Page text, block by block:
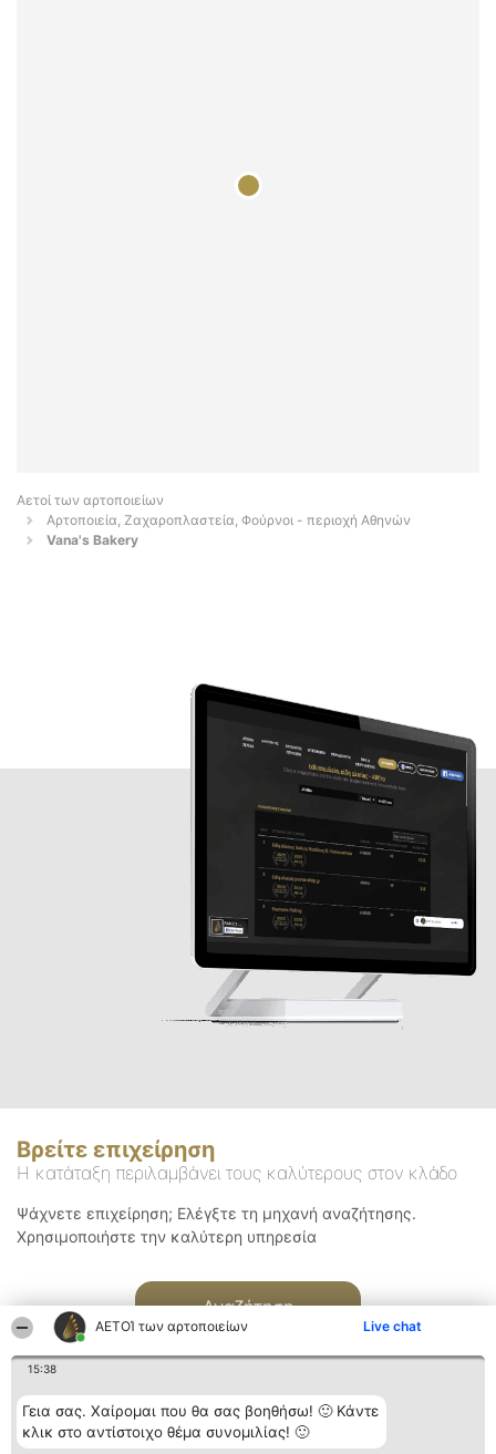
ΑΕΤΟΊ των αρτοποιείων Live chat
15:38
Γεια σας. Χαίρομαι που θα σας βοηθήσω! 🙂 Κάντε
κλικ στο αντίστοιχο θέμα συνομιλίας! 🙂
Αετοί των αρτοποιείων
Αρτοποιεία, Ζαχαροπλαστεία, Φούρνοι - περιοχή Αθηνών
Vana's Bakery
Βρείτε επιχείρηση
Η κατάταξη περιλαμβάνει τους καλύτερους στον κλάδο
Ψάχνετε επιχείρηση; Ελέγξτε τη μηχανή αναζήτησης.
Χρησιμοποιήστε την καλύτερη υπηρεσία
Αναζήτηση